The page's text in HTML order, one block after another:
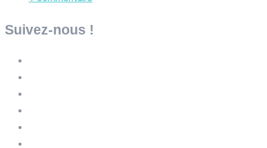
Suivez-nous !